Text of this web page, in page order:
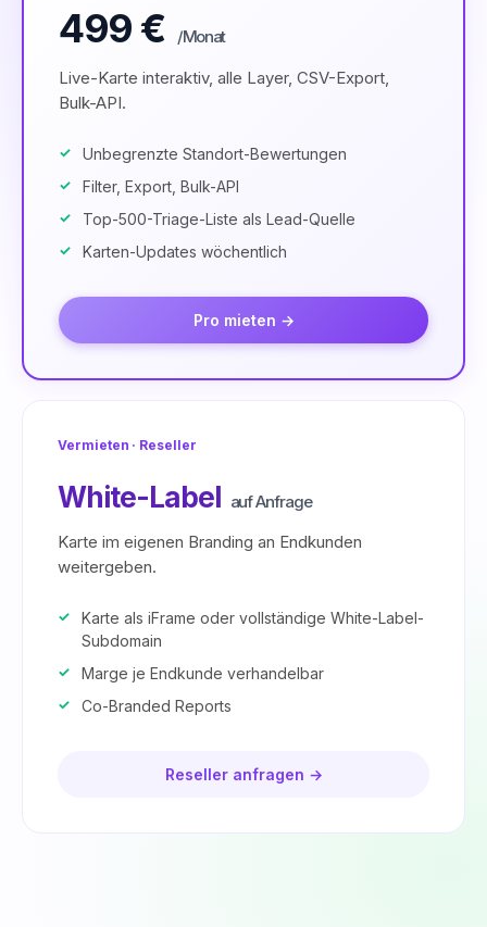
499 €
/Monat
Live-Karte interaktiv, alle Layer, CSV-Export,
Bulk-API.
Unbegrenzte Standort-Bewertungen
Filter, Export, Bulk-API
Top-500-Triage-Liste als Lead-Quelle
Karten-Updates wöchentlich
Pro mieten →
Vermieten · Reseller
White-Label auf Anfrage
Karte im eigenen Branding an Endkunden
weitergeben.
Karte als iFrame oder vollständige White-Label-
Subdomain
Marge je Endkunde verhandelbar
Co-Branded Reports
Reseller anfragen →